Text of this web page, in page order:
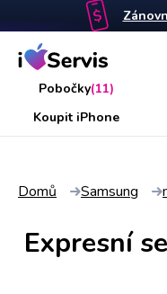
Pobočky(11)
Koupit iPhone
Domů Samsung
Expresní